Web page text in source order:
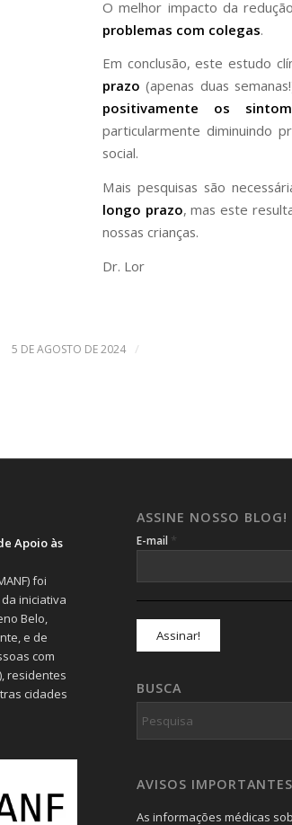
O melhor impacto da
problemas com colegas.
Em conclusão, este estudo
prazo (apenas duas
positivamente os
particularmente diminuindo
social.
Mais pesquisas são
longo prazo, mas este
nossas crianças.
Dr. Lor
5 DE AGOSTO DE 2024 /
Apoio às
foi
iniciativa
Belo,
e de
com
residentes
cidades
ASSINE NOSSO BLOG!
E-mail *
BUSCA
AVISOS IMPORTANTES
As informações médicas